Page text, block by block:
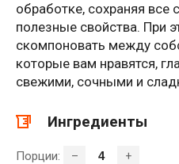
обработке, сохраняя все
полезные свойства. При
скомпоновать между
которые вам нравятся,
свежими, сочными и
Ингредиенты
Порции: – +